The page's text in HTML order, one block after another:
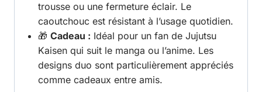
trousse ou une fermeture éclair. Le
caoutchouc est résistant à l’usage quotidien.
🎁 Cadeau : Idéal pour un fan de Jujutsu
Kaisen qui suit le manga ou l’anime. Les
designs duo sont particulièrement appréciés
comme cadeaux entre amis.